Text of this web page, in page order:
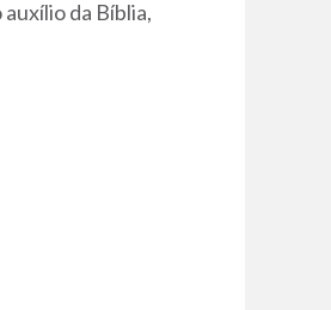
da Bíblia,